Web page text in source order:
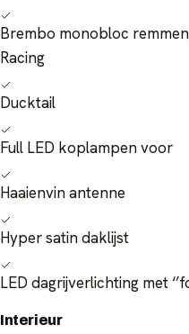
Brembo monobloc
Racing
Ducktail
Full LED koplampen voor
Haaienvin antenne
Hyper satin daklijst
LED dagrijverlichting met
Interieur